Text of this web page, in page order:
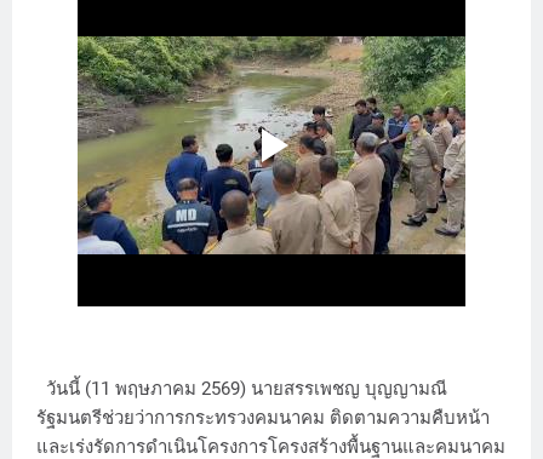
วันนี้ (11 พฤษภาคม 2569) นายสรรเพชญ บุญญามณี
รัฐมนตรีช่วยว่าการกระทรวงคมนาคม ติดตามความคืบหน้า
และเร่งรัดการดำเนินโครงการโครงสร้างพื้นฐานและคมนาคม